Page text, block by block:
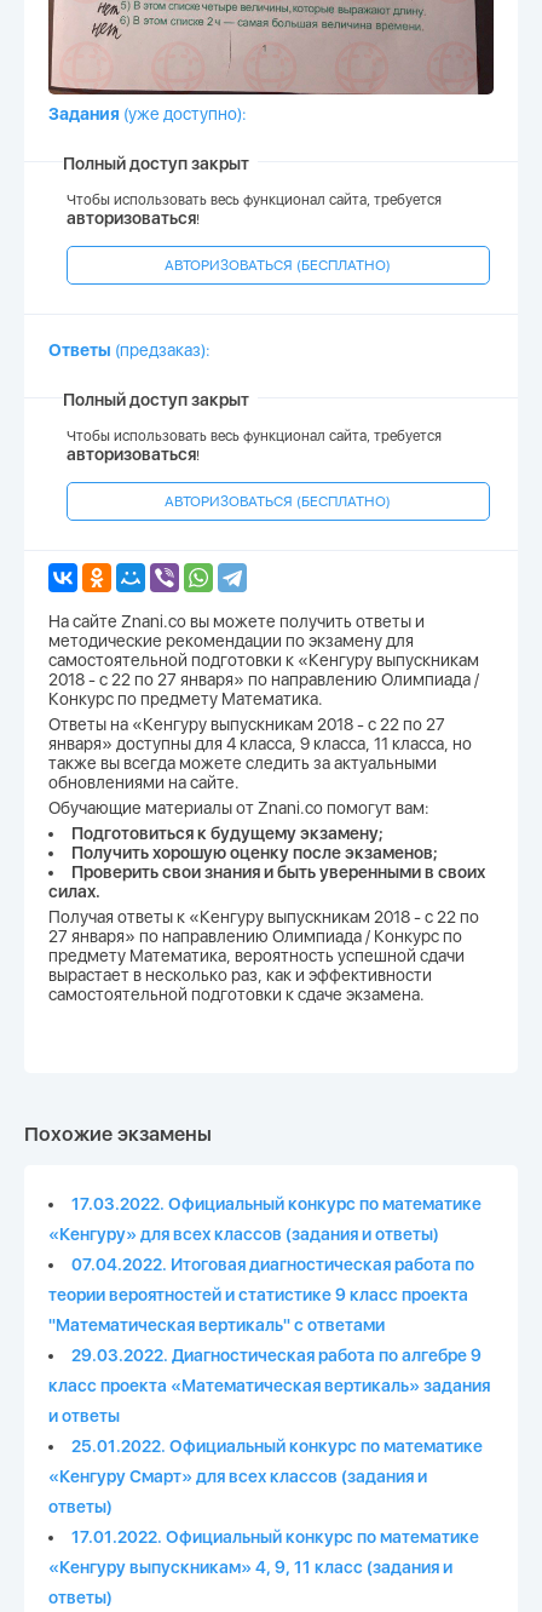
Задания (уже доступно):
Полный доступ закрыт
Чтобы использовать весь функционал сайта, требуется
авторизоваться!
АВТОРИЗОВАТЬСЯ (БЕСПЛАТНО)
Ответы (предзаказ):
Полный доступ закрыт
Чтобы использовать весь функционал сайта, требуется
авторизоваться!
АВТОРИЗОВАТЬСЯ (БЕСПЛАТНО)
На сайте Znani.co вы можете получить ответы и
методические рекомендации по экзамену для
самостоятельной подготовки к «Кенгуру выпускникам
2018 - с 22 по 27 января» по направлению Олимпиада /
Конкурс по предмету Математика.
Ответы на «Кенгуру выпускникам 2018 - с 22 по 27
января» доступны для 4 класса, 9 класса, 11 класса, но
также вы всегда можете следить за актуальными
обновлениями на сайте.
Обучающие материалы от Znani.co помогут вам:
Подготовиться к будущему экзамену;
Получить хорошую оценку после экзаменов;
Проверить свои знания и быть уверенными в своих
силах.
Получая ответы к «Кенгуру выпускникам 2018 - с 22 по
27 января» по направлению Олимпиада / Конкурс по
предмету Математика, вероятность успешной сдачи
вырастает в несколько раз, как и эффективности
самостоятельной подготовки к сдаче экзамена.
Похожие экзамены
17.03.2022. Официальный конкурс по математике
«Кенгуру» для всех классов (задания и ответы)
07.04.2022. Итоговая диагностическая работа по
теории вероятностей и статистике 9 класс проекта
"Математическая вертикаль" с ответами
29.03.2022. Диагностическая работа по алгебре 9
класс проекта «Математическая вертикаль» задания
и ответы
25.01.2022. Официальный конкурс по математике
«Кенгуру Смарт» для всех классов (задания и
ответы)
17.01.2022. Официальный конкурс по математике
«Кенгуру выпускникам» 4, 9, 11 класс (задания и
ответы)